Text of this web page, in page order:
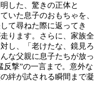
した、驚きの正体と
た息子のおもちゃを、
て尋ねた際に返ってき
ります。さらに、家族全
し、「老けたな、鏡見ろ
な父親に息子たちが放っ
反撃”の一言まで。意外な
絆が試される瞬間まで凝